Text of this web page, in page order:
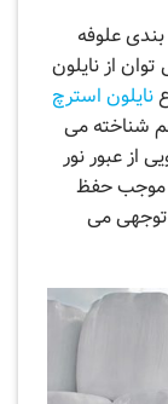
علوفه
از نایلون
نایلون استرچ
شناخته می
از عبور نور
موجب حفظ
توجهی می